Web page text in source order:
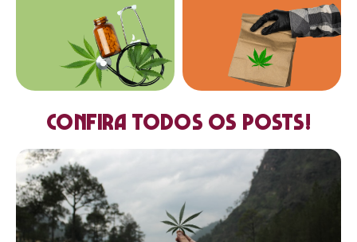
Confira todos os posts!